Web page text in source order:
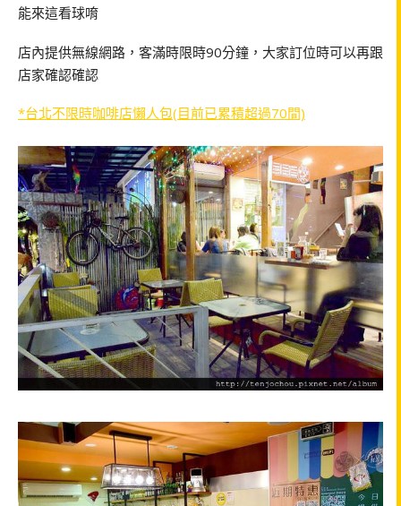
能來這看球唷
店內提供無線網路，客滿時限時90分鐘，大家訂位時可以再跟
店家確認確認
*台北不限時咖啡店懶人包(目前已累積超過70間)